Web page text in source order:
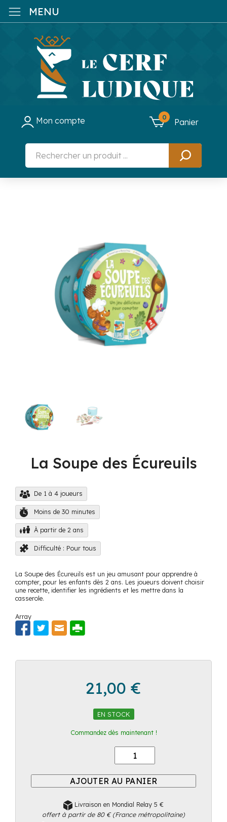
MENU
Mon compte 0 Panier
La Soupe des Écureuils
De 1 à 4 joueurs
Moins de 30 minutes
À partir de 2 ans
Difficulté : Pour tous
La Soupe des Écureuils est un jeu amusant pour apprendre à
compter, pour les enfants dès 2 ans. Les joueurs doivent choisir
une recette, identifier les ingrédients et les mettre dans la
casserole.
Array
21,00 €
EN STOCK
Commandez dès maintenant !
AJOUTER AU PANIER
Livraison en Mondial Relay 5 €
offert à partir de 80 € (France métropolitaine)